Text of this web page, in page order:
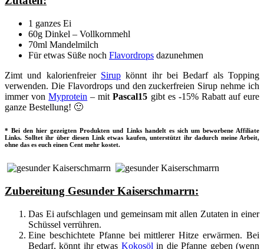
1 ganzes Ei
60g Dinkel – Vollkornmehl
70ml Mandelmilch
Für etwas Süße noch Flavordrops dazunehmen
Zimt und kalorienfreier Sirup könnt ihr bei Bedarf als Topping
verwenden. Die Flavordrops und den zuckerfreien Sirup nehme ich
immer vonMyprotein – mitPascal15 gibt es -15% Rabatt auf eure
ganze Bestellung! 🙂
* Bei den hier gezeigten Produkten und Links handelt es sich um beworbene Affiliate
Links. Solltet ihr über diesen Link etwas kaufen, unterstützt ihr dadurch meine Arbeit,
ohne das es euch einen Cent mehr kostet.
Zubereitung Gesunder Kaiserschmarrn:
Das Ei aufschlagen und gemeinsam mit allen Zutaten in einer
Schüssel verrühren.
Eine beschichtete Pfanne bei mittlerer Hitze erwärmen. Bei
Bedarf, könnt ihr etwas Kokosöl in die Pfanne geben (wenn